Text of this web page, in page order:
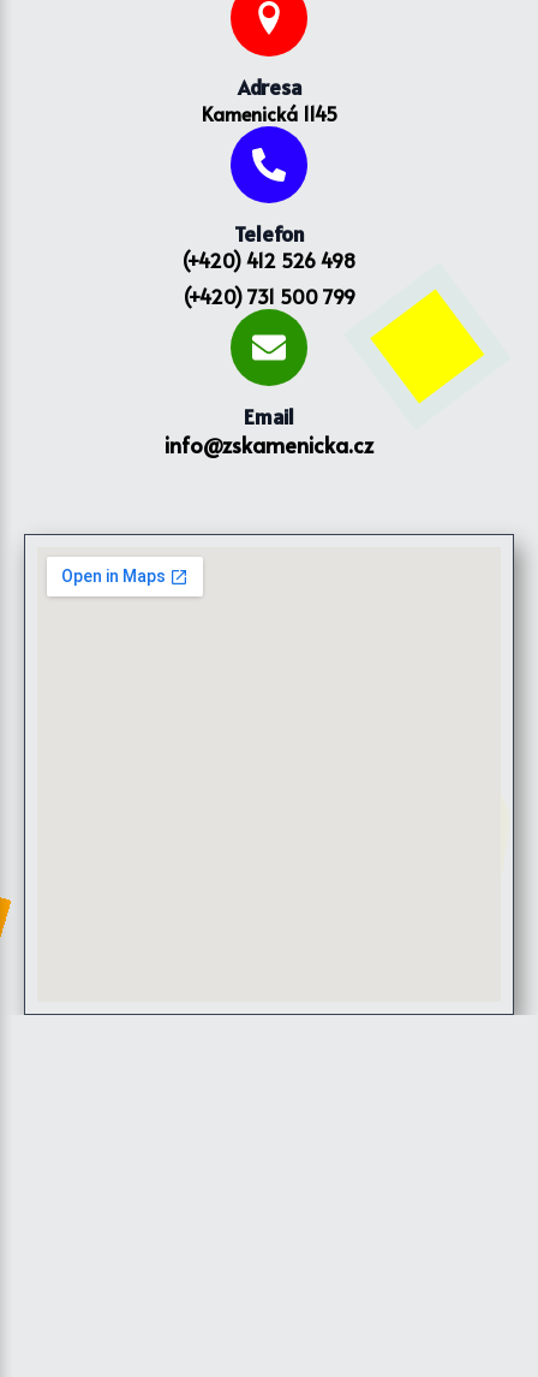
Adresa
Kamenická 1145
Telefon
(+420) 412 526 498
(+420) 731 500 799
Email
info@zskamenicka.cz